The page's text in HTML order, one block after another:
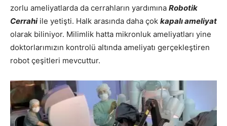
zorlu ameliyatlarda da cerrahların yardımına Robotik
Cerrahiile yetişti. Halk arasında daha çok kapalı ameliyat
olarak biliniyor. Milimlik hatta mikronluk ameliyatları yine
doktorlarımızın kontrolü altında ameliyatı gerçekleştiren
robot çeşitleri mevcuttur.